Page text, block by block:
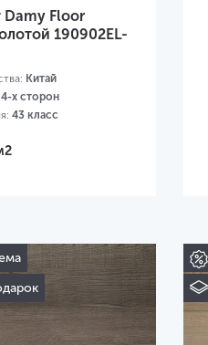
Damy Floor
190902EL-
Китай
х сторон
43 класс